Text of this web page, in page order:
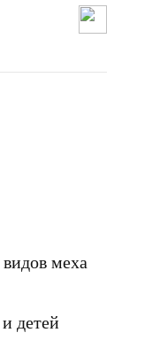
меха
детей